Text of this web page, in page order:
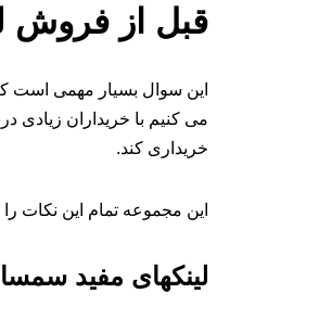
قبل از فروش
این سوال بسیار مهمی است
می کنیم با خریداران زیادی
خریداری کند.
این مجموعه تمام این نکات
لینکهای مفید